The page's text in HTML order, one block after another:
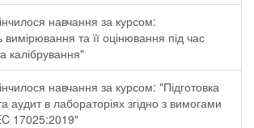
навчання за курсом:
вимірювання та її оцінювання під час
калібрування"
навчання за курсом: "Підготовка
аудит в лабораторіях згідно з вимогами
17025:2019"